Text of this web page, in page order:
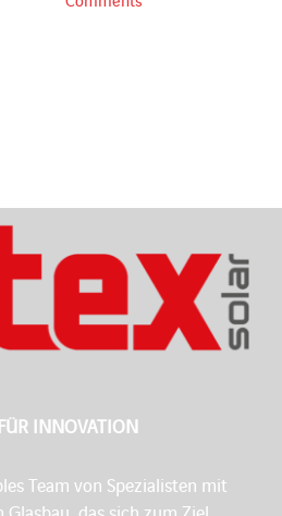
INNOVATION
Team von Spezialisten mit